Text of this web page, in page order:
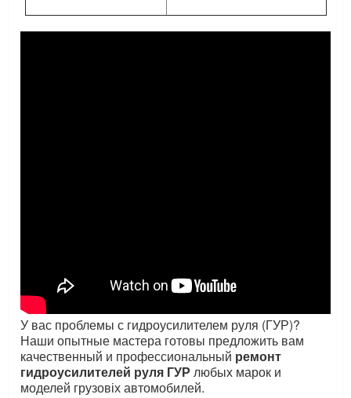
У вас проблемы с гидроусилителем руля (ГУР)?
Наши опытные мастера готовы предложить вам
качественный и профессиональный ремонт
гидроусилителей руля ГУР любых марок и
моделей грузовіх автомобилей.